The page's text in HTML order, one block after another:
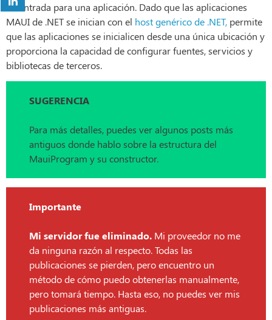
de entrada para una aplicación. Dado que las aplicaciones
MAUI de .NET se inician con el host genérico de .NET, permite
que las aplicaciones se inicialicen desde una única ubicación y
proporciona la capacidad de configurar fuentes, servicios y
bibliotecas de terceros.
SUGERENCIA
Para más detalles, puedes ver algunos posts más
antiguos donde hablo sobre la estructura del
MauiProgram y su constructor.
Importante
Mi servidor fue eliminado. Mi proveedor no me
da ninguna razón al respecto. Todas las
publicaciones se pierden, pero encuentro un
método de cómo puedo obtenerlas manualmente,
pero tomará tiempo. Hasta eso, no puedes ver mis
publicaciones más antiguas.